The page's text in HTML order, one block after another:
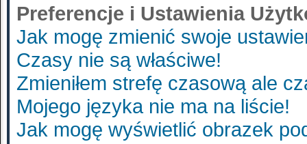
Preferencje i Ustawienia
Jak mogę zmienić swoje
Czasy nie są właściwe!
Zmieniłem strefę czasową ale
Mojego języka nie ma na liście!
Jak mogę wyświetlić obrazek